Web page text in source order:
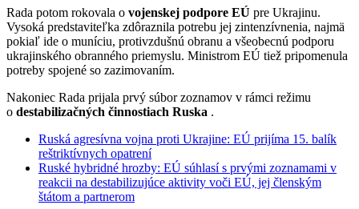
Rada potom rokovala o vojenskej podpore EÚ pre Ukrajinu.
Vysoká predstaviteľka zdôraznila potrebu jej zintenzívnenia, najmä
pokiaľ ide o muníciu, protivzdušnú obranu a všeobecnú podporu
ukrajinského obranného priemyslu. Ministrom EÚ tiež pripomenula
potreby spojené so zazimovaním.
Nakoniec Rada prijala prvý súbor zoznamov v rámci režimu
o destabilizačných činnostiach Ruska .
Ruská agresívna vojna proti Ukrajine: EÚ prijíma 15. balík
reštriktívnych opatrení
Ruské hybridné hrozby: EÚ súhlasí s prvými zoznamami v
reakcii na destabilizujúce aktivity voči EÚ, jej členským
štátom a partnerom